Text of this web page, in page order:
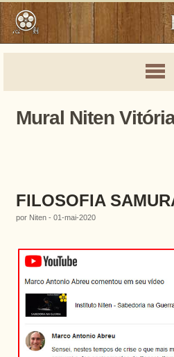
Mural Niten
FILOSOFIA
por Niten - 01-mai-2020